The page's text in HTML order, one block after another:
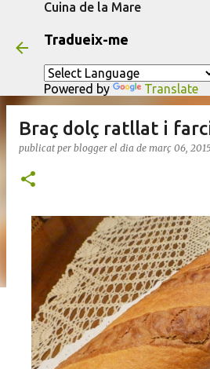
Cuina de la Mare
Tradueix-me
Powered by Translate
Braç dolç ratllat i
publicat per blogger el dia de març 06,